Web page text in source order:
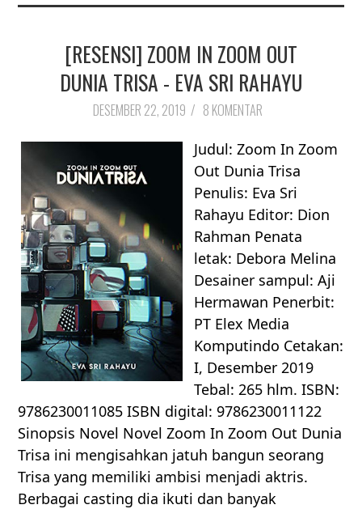
[RESENSI] ZOOM IN ZOOM OUT
DUNIA TRISA - EVA SRI RAHAYU
DESEMBER 22, 2019 / 8 KOMENTAR
Judul: Zoom In Zoom
Out Dunia Trisa
Penulis: Eva Sri
Rahayu Editor: Dion
Rahman Penata
letak: Debora Melina
Desainer sampul: Aji
Hermawan Penerbit:
PT Elex Media
Komputindo Cetakan:
I, Desember 2019
Tebal: 265 hlm. ISBN:
9786230011085 ISBN digital: 9786230011122
Sinopsis Novel Novel Zoom In Zoom Out Dunia
Trisa ini mengisahkan jatuh bangun seorang
Trisa yang memiliki ambisi menjadi aktris.
Berbagai casting dia ikuti dan banyak